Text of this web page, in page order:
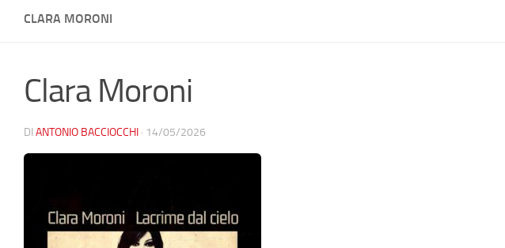
CLARA MORONI
Clara Moroni
DI ANTONIO BACCIOCCHI · 14/05/2026